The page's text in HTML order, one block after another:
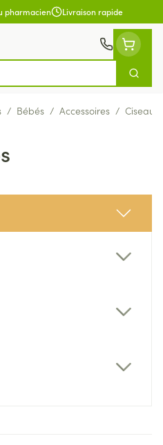
pharmacien Livraison rapide
/ Bébés / Accessoires /